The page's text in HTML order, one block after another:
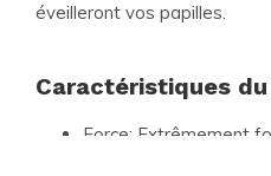
éveilleront vos papilles.
Caractéristiques
Force: Extrêmement